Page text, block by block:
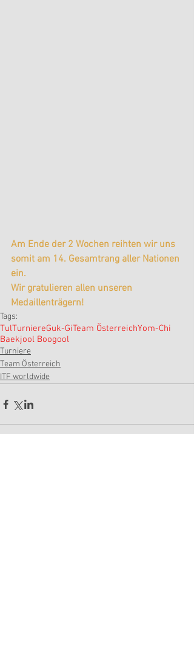
Am Ende der 2 Wochen reihten wir uns
somit am 14. Gesamtrang aller Nationen
ein.
Wir gratulieren allen unseren
Medaillenträgern!
Tags:
TulTurniereGuk-GiTeam ÖsterreichYom-Chi
Baekjool Boogool
Turniere
Team Österreich
ITF worldwide